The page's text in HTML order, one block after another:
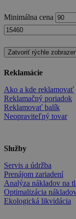
Minimálna cena
Zatvoriť rýchle
Reklamácie
Ako a kde reklamovať
Reklamačný poriadok
Reklamovať balík
Neopraviteľný tovar
Služby
Servis a údržba
Prenájom zariadení
Analýza nákladov na
Optimalizácia
Ekologická likvidácia